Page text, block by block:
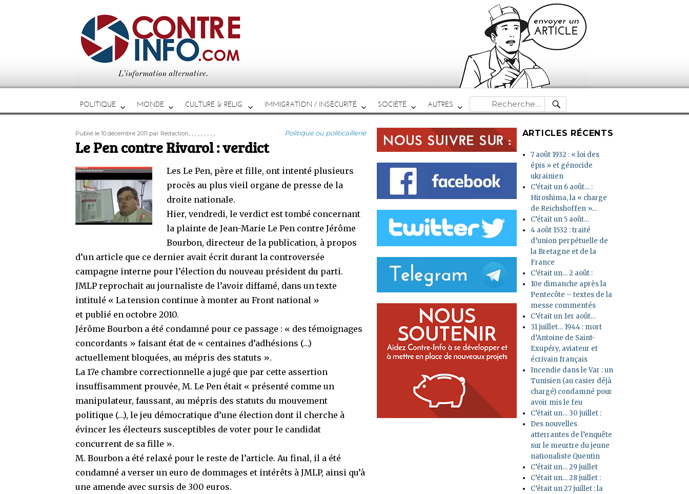
POLITIQUE MONDE CULTURE & RELIG. IMMIGRATION / INSÉCURITÉ SOCIÉTÉ AUTRES
Recherche
pour :
RECHERCHE
Publié
le
Publié le 10 décembre 2011 Auteur
par Rédaction Catégories
Politique ou politicaillerie
, , , , , , , , ,
Le Pen contre Rivarol : verdict
Les Le Pen, père et fille, ont intenté plusieurs
procès au plus vieil organe de presse de la
droite nationale.
Hier, vendredi, le verdict est tombé concernant
la plainte de Jean-Marie Le Pen contre Jérôme
Bourbon, directeur de la publication, à propos
d’un article que ce dernier avait écrit durant la controversée
campagne interne pour l’élection du nouveau président du parti.
JMLP reprochait au journaliste de l’avoir diffamé, dans un texte
intitulé « La tension continue à monter au Front national »
et publié en octobre 2010.
Jérôme Bourbon a été condamné pour ce passage : « des témoignages
concordants » faisant état de « centaines d’adhésions (…)
actuellement bloquées, au mépris des statuts ».
La 17e chambre correctionnelle a jugé que par cette assertion
insuffisamment prouvée, M. Le Pen était « présenté comme un
manipulateur, faussant, au mépris des statuts du mouvement
politique (…), le jeu démocratique d’une élection dont il cherche à
évincer les électeurs susceptibles de voter pour le candidat
concurrent de sa fille ».
M. Bourbon a été relaxé pour le reste de l’article. Au final, il a été
condamné a verser un euro de dommages et intérêts à JMLP, ainsi qu’à
une amende avec sursis de 300 euros.
ARTICLES RÉCENTS
7 août 1932 : « loi des
épis » et génocide
ukrainien
C’était un 6 août… :
Hiroshima, la « charge
de Reichshoffen »…
C’était un 5 août…
4 août 1532 : traité
d’union perpétuelle de
la Bretagne et de la
France
C’était un… 2 août :
10e dimanche après la
Pentecôte – textes de la
messe commentés
C’était un 1er août…
31 juillet… 1944 : mort
d’Antoine de Saint-
Exupéry, aviateur et
écrivain français
Incendie dans le Var : un
Tunisien (au casier déjà
chargé) condamné pour
avoir mis le feu
C’était un… 30 juillet :
Des nouvelles
atterrantes de l’enquête
sur le meurtre du jeune
nationaliste Quentin
C’était un… 29 juillet
C’était un… 28 juillet :
C’était un 27 juillet : la